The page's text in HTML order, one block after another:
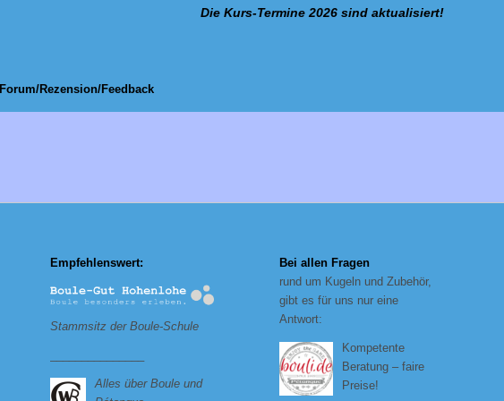
Die Kurs-Termine 2026 sind aktualisiert!
Forum/Rezension/Feedback
Empfehlenswert:
Stammsitz der Boule-Schule
Alles über Boule und
Bei allen Fragen
rund um Kugeln und Zubehör,
gibt es für uns nur eine
Antwort:
Kompetente
Beratung – faire
Preise!